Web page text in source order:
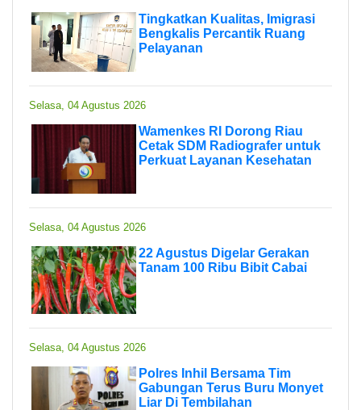
Tingkatkan Kualitas, Imigrasi
Bengkalis Percantik Ruang
Pelayanan
Selasa, 04 Agustus 2026
Wamenkes RI Dorong Riau
Cetak SDM Radiografer untuk
Perkuat Layanan Kesehatan
Selasa, 04 Agustus 2026
22 Agustus Digelar Gerakan
Tanam 100 Ribu Bibit Cabai
Selasa, 04 Agustus 2026
Polres Inhil Bersama Tim
Gabungan Terus Buru Monyet
Liar Di Tembilahan